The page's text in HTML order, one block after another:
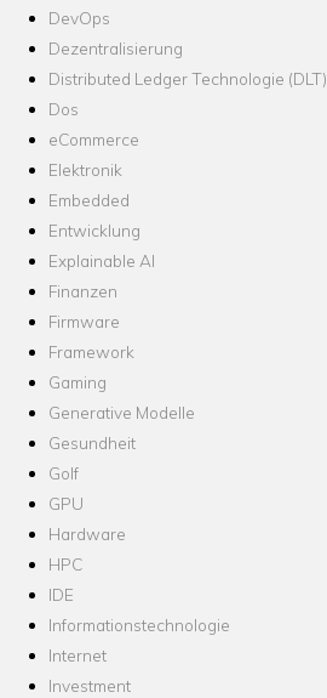
DevOps
Dezentralisierung
Distributed Ledger Technologie (DLT)
Dos
eCommerce
Elektronik
Embedded
Entwicklung
Explainable AI
Finanzen
Firmware
Framework
Gaming
Generative Modelle
Gesundheit
Golf
GPU
Hardware
HPC
IDE
Informationstechnologie
Internet
Investment